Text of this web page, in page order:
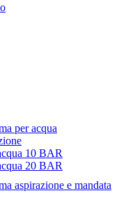
per acqua
10 BAR
20 BAR
aspirazione e mandata